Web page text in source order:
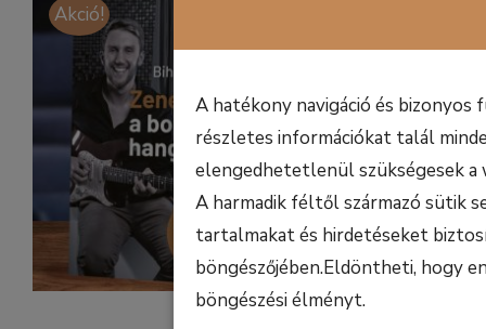
A hatékony navigáció és bizonyos
részletes információkat talál
elengedhetetlenül szükségesek
A harmadik féltől származó sütik
tartalmakat és hirdetéseket
böngészőjében.Eldöntheti, hogy
böngészési élményt.
Akció!
Kosárba